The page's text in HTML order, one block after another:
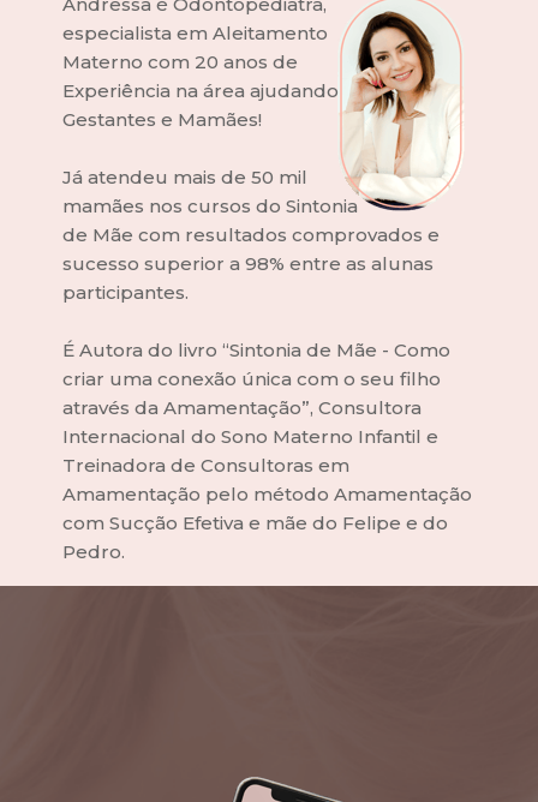
especialista em Aleitamento
Materno com 20 anos de
Experiência na área ajudando
Gestantes e Mamães!
Já atendeu mais de 50 mil
mamães nos cursos do Sintonia
de Mãe com resultados comprovados e
sucesso superior a 98% entre as alunas
participantes.
É Autora do livro “Sintonia de Mãe - Como
criar uma conexão única com o seu filho
através da Amamentação”, Consultora
Internacional do Sono Materno Infantil e
Treinadora de Consultoras em
Amamentação pelo método Amamentação
com Sucção Efetiva e mãe do Felipe e do
Pedro.